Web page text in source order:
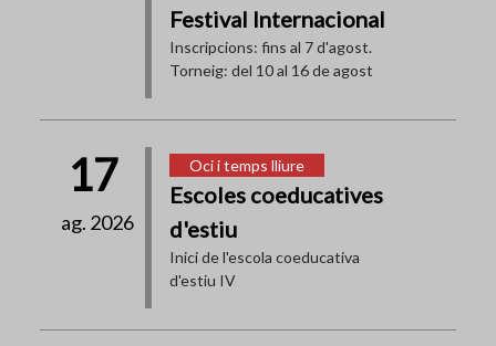
Festival Internacional
Inscripcions: fins al 7 d'agost.
Torneig: del 10 al 16 de agost
17
ag. 2026
Oci i temps lliure
Escoles coeducatives
d'estiu
Inici de l'escola coeducativa
d'estiu IV